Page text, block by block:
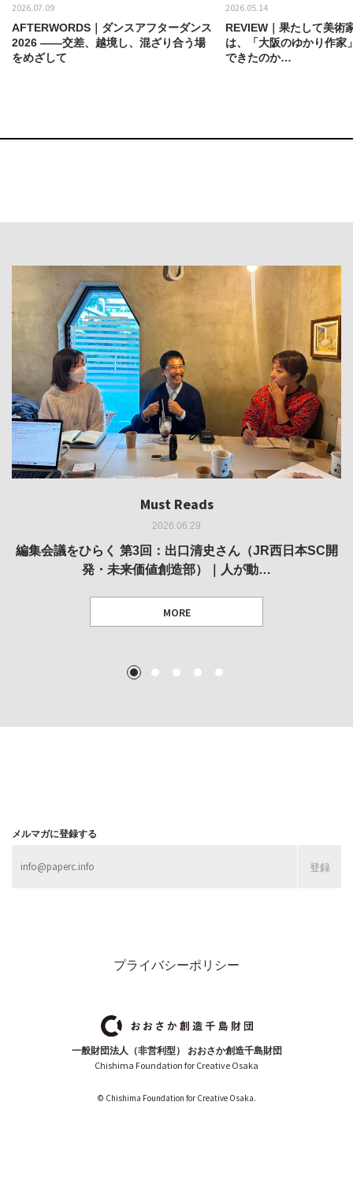
2026.07.09
AFTERWORDS｜ダンスアフターダンス
2026 ——交差、越境し、混ざり合う場
をめざして
2026.05.14
REVIEW｜果たして美術
は、「大阪のゆかり作家
できたのか…
Must Reads
2026.06.29
編集会議をひらく 第3回：出口清史さん（JR西日本SC開
発・未来価値創造部）｜人が動…
MORE
Must Reads
2026.05.14
REVIEW｜果たして美術家・梅津庸一は、「大阪のゆかり
作家」となることができたのか…
Must Reads
2026.03.11
REPORT｜博覧会の残像
MORE
Must Reads
2026.02.25
REVIEW｜菊池聡太朗 個展「余りの風景」
MORE
Must Reads
2025.10.01
REVIEW｜生の存在証明としての線——「ライフライン」
展
1 2 3 4 5
メルマガに登録する
プライバシーポリシー
一般財団法人（非営利型） おおさか創造千島財団
Chishima Foundation for Creative Osaka
© Chishima Foundation for Creative Osaka.